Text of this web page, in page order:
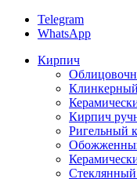
Telegram
WhatsApp
Кирпич
Кирпич
Ригельный